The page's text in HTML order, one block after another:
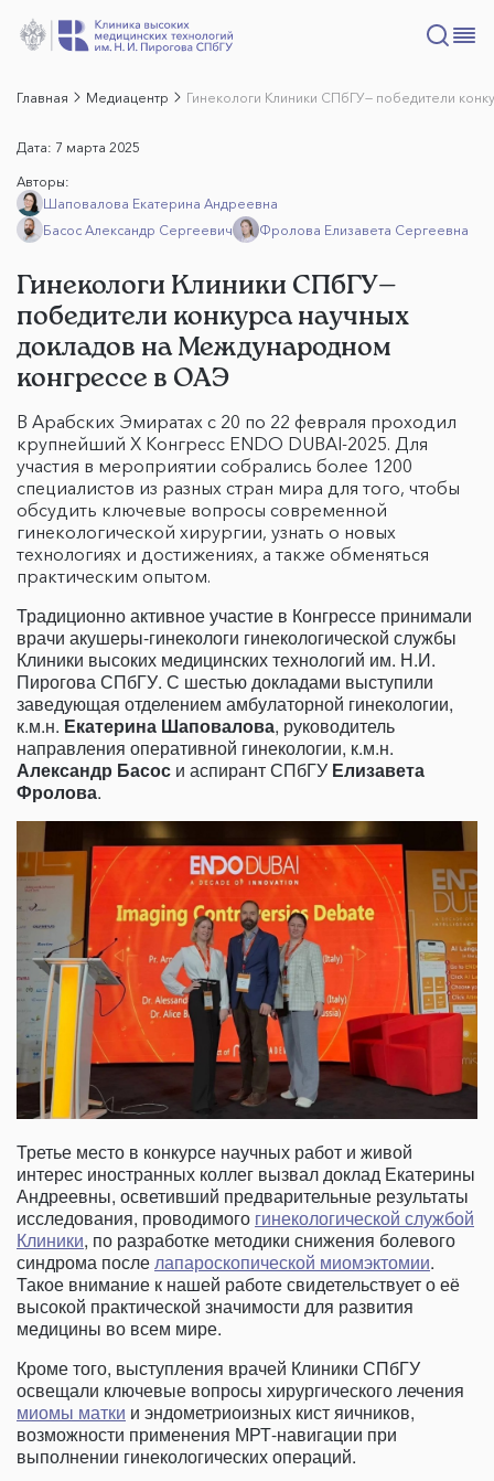
Главная Медиацентр Гинекологи Клиники СПбГУ— победители
Дата: 7 марта 2025
Авторы:
Шаповалова Екатерина Андреевна
Басос Александр Сергеевич
Фролова Елизавета Сергеевна
Гинекологи Клиники СПбГУ—
победители конкурса научных
докладов на Международном
конгрессе в ОАЭ
В Арабских Эмиратах с 20 по 22 февраля проходил
крупнейший X Конгресс ENDO DUBAI-2025. Для
участия в мероприятии собрались более 1200
специалистов из разных стран мира для того, чтобы
обсудить ключевые вопросы современной
гинекологической хирургии, узнать о новых
технологиях и достижениях, а также обменяться
практическим опытом.
Традиционно активное участие в Конгрессе принимали
врачи акушеры-гинекологи гинекологической службы
Клиники высоких медицинских технологий им. Н.И.
Пирогова СПбГУ. С шестью докладами выступили
заведующая отделением амбулаторной гинекологии,
к.м.н. Екатерина Шаповалова, руководитель
направления оперативной гинекологии, к.м.н.
Александр Басос и аспирант СПбГУ Елизавета
Фролова.
Третье место в конкурсе научных работ и живой
интерес иностранных коллег вызвал доклад Екатерины
Андреевны, осветивший предварительные результаты
исследования, проводимого гинекологической службой
Клиники, по разработке методики снижения болевого
синдрома послелапароскопической миомэктомии.
Такое внимание к нашей работе свидетельствует о её
высокой практической значимости для развития
медицины во всем мире.
Кроме того, выступления врачей Клиники СПбГУ
освещали ключевые вопросы хирургического лечения
миомы матки и эндометриоизных кист яичников,
возможности применения МРТ-навигации при
выполнении гинекологических операций.